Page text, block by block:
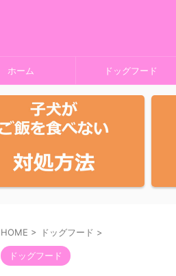
ホーム ドッグフード
HOME > ドッグフード >
ドッグフード